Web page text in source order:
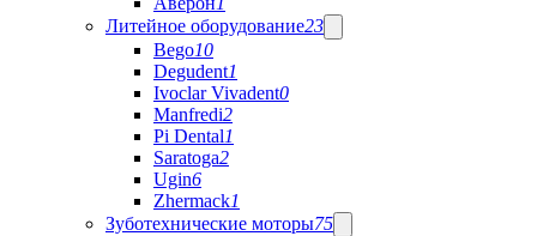
Литейное оборудование23
Bego10
Degudent1
Ivoclar Vivadent0
Manfredi2
Pi Dental1
Saratoga2
Ugin6
Zhermack1
Зуботехнические моторы75